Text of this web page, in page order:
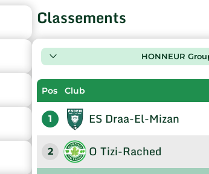
Classements
HONNEUR
Pos Club
1 ES Draa-El-Mizan
2 O Tizi-Rached